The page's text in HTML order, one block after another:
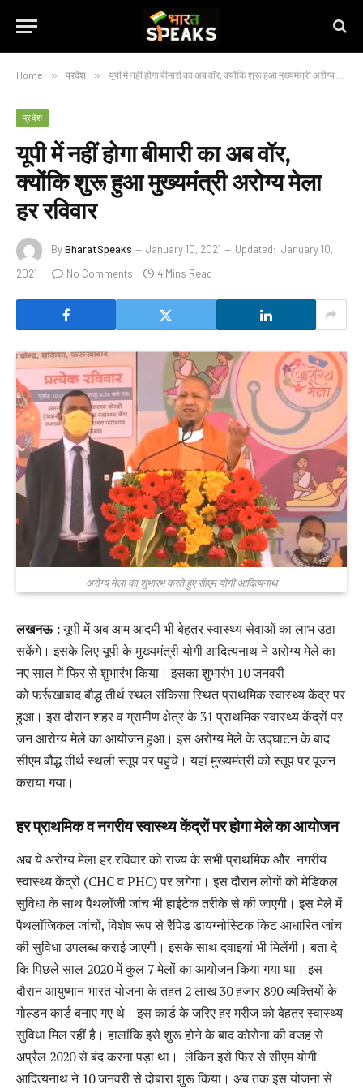
Home » प्रदेश » यूपी में नहीं होगा बीमारी का अब वॉर, क्योंकि शुरू हुआ मुख्यमंत्री अरोग्य मेला हर रविवार
प्रदेश
यूपी में नहीं होगा बीमारी का अब वॉर,
क्योंकि शुरू हुआ मुख्यमंत्री अरोग्य मेला
हर रविवार
ByBharatSpeaks January 10, 2021 Updated: January 10,
2021
No Comments 4 Mins Read
अरोग्य मेला का शुभारंभ करते हुए सीएम योगी आदित्यनाथ
लखनऊ :यूपी में अब आम आदमी भी बेहतर स्वास्थ्य सेवाओं का लाभ उठा
सकेंगे। इसके लिए यूपी के मुख्यमंत्री योगी आदित्यनाथ ने अरोग्य मेले का
नए साल में फिर से शुभारंभ किया। इसका शुभारंभ 10 जनवरी
को फर्रूखाबाद बौद्ध तीर्थ स्थल संकिसा स्थित प्राथमिक स्वास्थ्य केंद्र पर
हुआ। इस दौरान शहर व ग्रामीण क्षेत्र के 31 प्राथमिक स्वास्थ्य केंद्रों पर
जन आरोग्य मेले का आयोजन हुआ। इस अरोग्य मेले के उद्घाटन के बाद
सीएम बौद्ध तीर्थ स्थली स्तूप पर पहुंचे। यहां मुख्यमंत्री को स्तूप पर पूजन
कराया गया।
हर प्राथमिक व नगरीय स्वास्थ्य केंद्रों पर होगा मेले का आयोजन
अब ये अरोग्य मेला हर रविवार को राज्य के सभी प्राथमिक और नगरीय
स्वास्थ्य केंद्रों (CHC व PHC) पर लगेगा। इस दौरान लोगों को मेडिकल
सुविधा के साथ पैथलॉजी जांच भी हाईटेक तरीके से की जाएगी। इस मेले में
पैथलॉजिकल जांचों, विशेष रूप से रैपिड डायग्नोस्टिक किट आधारित जांच
की सुविधा उपलब्ध कराई जाएगी। इसके साथ दवाइयां भी मिलेंगी। बता दे
कि पिछले साल 2020 में कुल 7 मेलों का आयोजन किया गया था। इस
दौरान आयुष्मान भारत योजना के तहत 2 लाख 30 हजार 890 व्यक्तियों के
गोल्डन कार्ड बनाए गए थे। इस कार्ड के जरिए हर मरीज को बेहतर स्वास्थ्य
सुविधा मिल रहीं है। हालांकि इसे शुरू होने के बाद कोरोना की वजह से
अप्रैल 2020 से बंद करना पड़ा था। लेकिन इसे फिर से सीएम योगी
आदित्यनाथ ने 10 जनवरी से दोबारा शुरू किया। अब तक इस योजना से